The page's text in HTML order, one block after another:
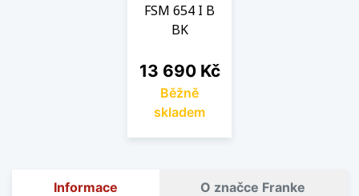
FSM 654 I B
BK
Cena
13 690 Kč
Běžně
skladem
Informace O značce Franke